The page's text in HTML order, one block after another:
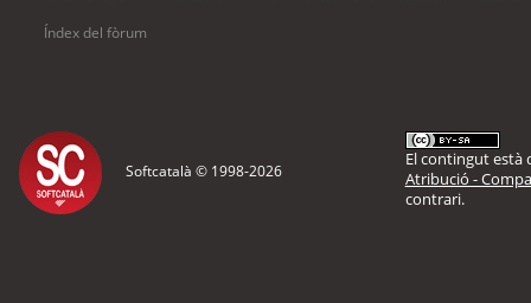
Índex del fòrum
Softcatalà © 1998-2026
El contingut està
Atribució -
contrari.